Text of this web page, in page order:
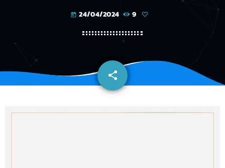
today 24/04/2024 9
share
email